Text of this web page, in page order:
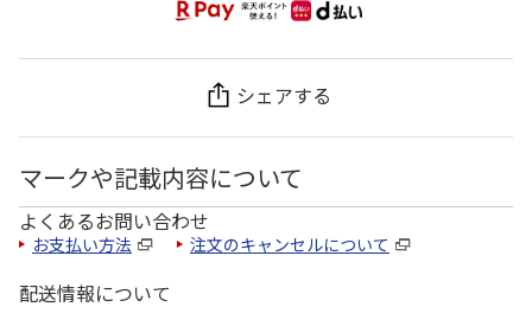
シェアする
マークや記載内容について
よくあるお問い合わせ
お支払い方法 注文のキャンセルについて
配送情報について